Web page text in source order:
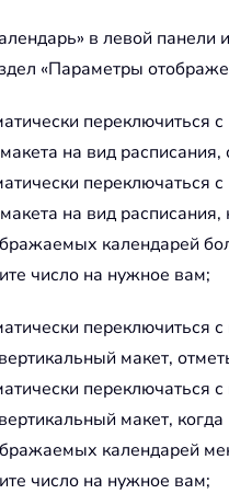
в левой панели и
«Параметры
переключиться с
на вид расписания,
переключаться с
на вид расписания,
календарей
число на нужное вам;
переключиться с
макет,
переключаться с
макет, когда
календарей
число на нужное вам;